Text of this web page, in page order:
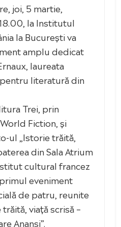
joi, 5 martie,
la Institutul
la București va
amplu dedicat
laureata
literatură din
Trei, prin
Fiction, și
ul „Istorie trăită,
din Sala Atrium
cultural francez
eveniment
de patru, reunite
viață scrisă –
Anansi”.